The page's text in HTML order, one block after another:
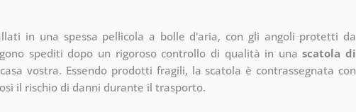
in una spessa pellicola a bolle d'aria, con gli angoli protetti da
spediti dopo un rigoroso controllo di qualità in unascatola di
vostra. Essendo prodotti fragili, la scatola è contrassegnata con
il rischio di danni durante il trasporto.